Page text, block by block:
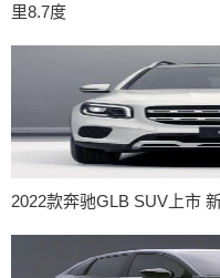
里8.7度
2022款奔驰GLB SUV上市